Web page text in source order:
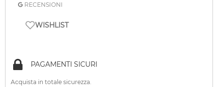
RECENSIONI
WISHLIST
PAGAMENTI SICURI
Acquista in totale sicurezza.